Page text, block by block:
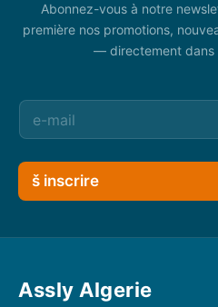
Abonnez-vous à notre
première nos promotions,
— directement dans
š inscrire
Assly Algerie